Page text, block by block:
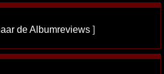
de Albumreviews ]